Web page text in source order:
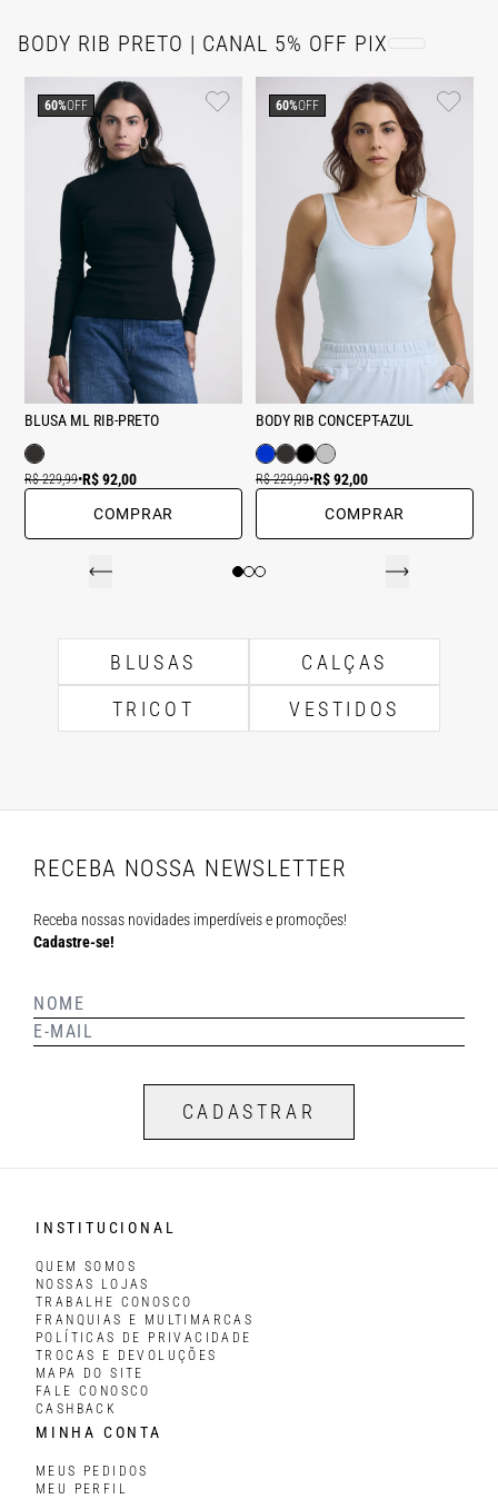
BODY RIB PRETO | CANAL 5% OFF PIX
BLUSA ML RIB-PRETO
R$ 229,99•R$ 92,00
60%OFF
COMPRAR
BODY RIB CONCEPT-AZUL
R$ 229,99•R$ 92,00
60%OFF
COMPRAR
BLUSAS
CALÇAS
TRICOT
VESTIDOS
RECEBA NOSSA NEWSLETTER
Receba nossas novidades imperdíveis e promoções!
Cadastre-se!
CADASTRAR
INSTITUCIONAL
QUEM SOMOS
NOSSAS LOJAS
TRABALHE CONOSCO
FRANQUIAS E MULTIMARCAS
POLÍTICAS DE PRIVACIDADE
TROCAS E DEVOLUÇÕES
MAPA DO SITE
FALE CONOSCO
CASHBACK
MINHA CONTA
MEUS PEDIDOS
MEU PERFIL